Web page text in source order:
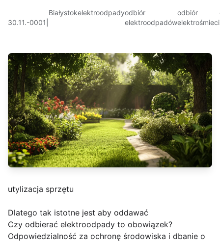
30.11.-0001
Białystokelektroodpadyodbiór
elektroodpadów
odbiór
elektrośmieci
utylizacja sprzętu
Dlatego tak istotne jest aby oddawać
Czy odbierać elektroodpady to obowiązek?
Odpowiedzialność za ochronę środowiska i dbanie o